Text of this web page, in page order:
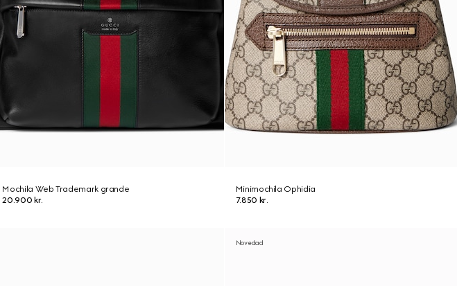
Mochila Web Trademark grande
20.900 kr.
Minimochila Ophidia
7.850 kr.
Novedad